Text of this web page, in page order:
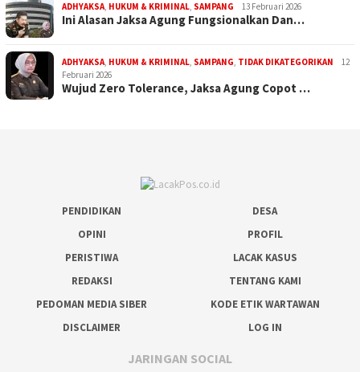
ADHYAKSA, HUKUM & KRIMINAL, SAMPANG 13 Februari 2026
Ini Alasan Jaksa Agung Fungsionalkan Dan…
ADHYAKSA, HUKUM & KRIMINAL, SAMPANG, TIDAK DIKATEGORIKAN
12
Februari 2026
Wujud Zero Tolerance, Jaksa Agung Copot …
PENDIDIKAN
DESA
OPINI
PROFIL
PERISTIWA
LACAK KASUS
REDAKSI
TENTANG KAMI
PEDOMAN MEDIA SIBER
KODE ETIK WARTAWAN
DISCLAIMER
LOG IN
JARINGAN SOCIAL